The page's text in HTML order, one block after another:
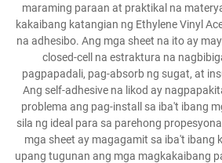
maraming paraan at praktikal na
kakaibang katangian ng Ethylene Vinyl
na adhesibo. Ang mga sheet na ito ay
closed-cell na estraktura na
pagpapadali, pag-absorb ng sugat, at
Ang self-adhesive na likod ay
problema ang pag-install sa iba't ibang
sila ng ideal para sa parehong
mga sheet ay magagamit sa iba't ibang
upang tugunan ang mga magkakaibang